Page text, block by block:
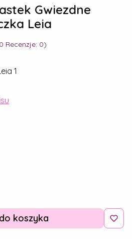
Gwiezdne
Leia
Recenzje: 0)
1
koszyka